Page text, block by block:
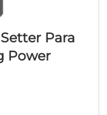
Para
Power